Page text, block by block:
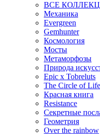
ВСЕ
Механика
Evergreen
Gemhunter
Космология
Мосты
Метаморфозы
Природа
Epic x Tobreluts
The Circle of Life
Красная книга
Resistance
Секретные
Геометрия
Over the rainbow